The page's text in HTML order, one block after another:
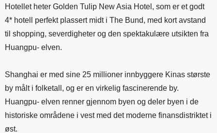
Hotellet heter Golden Tulip New Asia Hotel, som er et godt
4* hotell perfekt plassert midt i The Bund, med kort avstand
til shopping, severdigheter og den spektakulære utsikten fra
Huangpu- elven.
Shanghai er med sine 25 millioner innbyggere Kinas største
by målt i folketall, og er en virkelig fascinerende by.
Huangpu- elven renner gjennom byen og deler byen i de
historiske områdene i vest med det moderne finansdistriktet i
øst.